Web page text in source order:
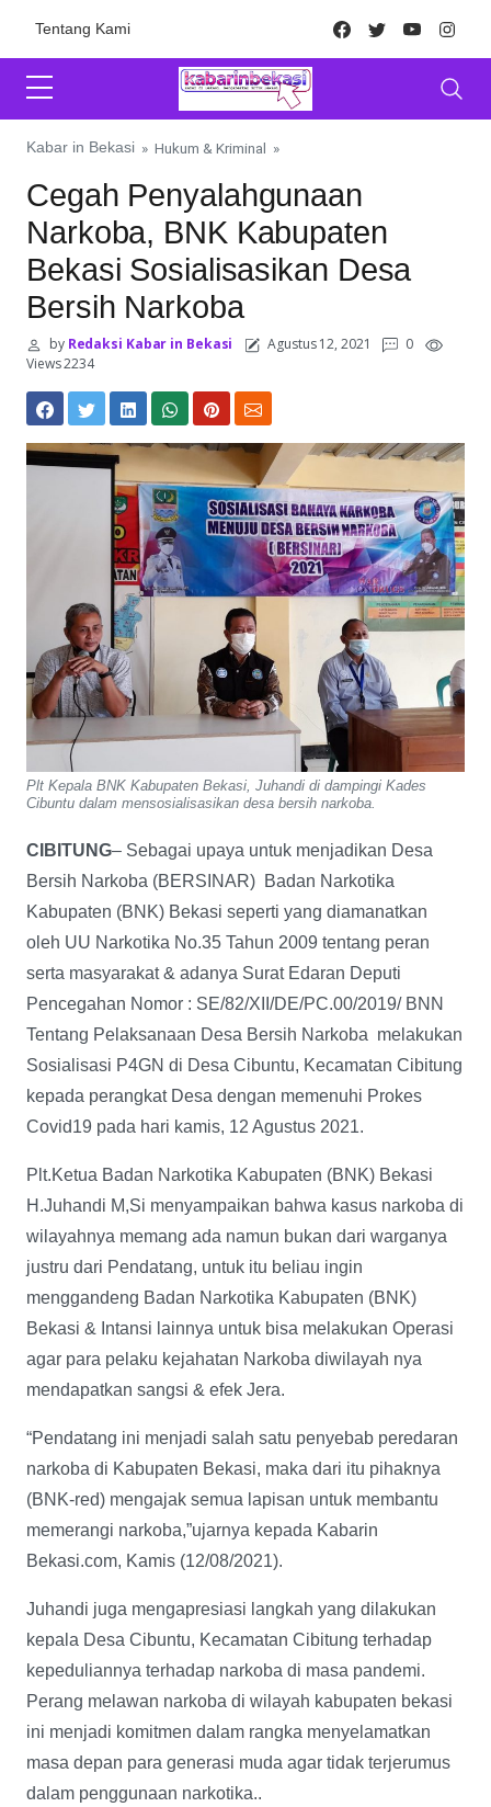
Tentang Kami Facebook
TwitterYoutube
Kabar in Bekasi » Hukum & Kriminal »
Cegah Penyalahgunaan
Narkoba, BNK Kabupaten
Bekasi Sosialisasikan Desa
Bersih Narkoba
byRedaksi Kabar in Bekasi Agustus 12, 2021
0
Views 2234
Plt Kepala BNK Kabupaten Bekasi, Juhandi di dampingi Kades
Cibuntu dalam mensosialisasikan desa bersih narkoba.
CIBITUNG– Sebagai upaya untuk menjadikan Desa
Bersih Narkoba (BERSINAR) Badan Narkotika
Kabupaten (BNK) Bekasi seperti yang diamanatkan
oleh UU Narkotika No.35 Tahun 2009 tentang peran
serta masyarakat & adanya Surat Edaran Deputi
Pencegahan Nomor : SE/82/XII/DE/PC.00/2019/ BNN
Tentang Pelaksanaan Desa Bersih Narkoba melakukan
Sosialisasi P4GN di Desa Cibuntu, Kecamatan Cibitung
kepada perangkat Desa dengan memenuhi Prokes
Covid19 pada hari kamis, 12 Agustus 2021.
Plt.Ketua Badan Narkotika Kabupaten (BNK) Bekasi
H.Juhandi M,Si menyampaikan bahwa kasus narkoba di
wilayahnya memang ada namun bukan dari warganya
justru dari Pendatang, untuk itu beliau ingin
menggandeng Badan Narkotika Kabupaten (BNK)
Bekasi & Intansi lainnya untuk bisa melakukan Operasi
agar para pelaku kejahatan Narkoba diwilayah nya
mendapatkan sangsi & efek Jera.
“Pendatang ini menjadi salah satu penyebab peredaran
narkoba di Kabupaten Bekasi, maka dari itu pihaknya
(BNK-red) mengajak semua lapisan untuk membantu
memerangi narkoba,”ujarnya kepada Kabarin
Bekasi.com, Kamis (12/08/2021).
Juhandi juga mengapresiasi langkah yang dilakukan
kepala Desa Cibuntu, Kecamatan Cibitung terhadap
kepeduliannya terhadap narkoba di masa pandemi.
Perang melawan narkoba di wilayah kabupaten bekasi
ini menjadi komitmen dalam rangka menyelamatkan
masa depan para generasi muda agar tidak terjerumus
dalam penggunaan narkotika..